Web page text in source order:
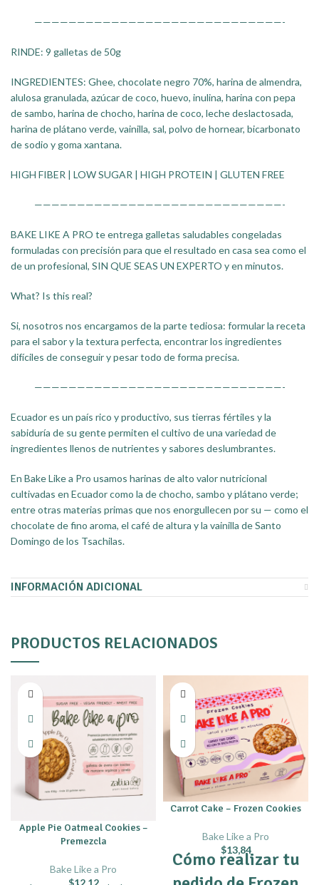
—————————————————————————————-
RINDE: 9 galletas de 50g
INGREDIENTES: Ghee, chocolate negro 70%, harina de almendra,
alulosa granulada, azúcar de coco, huevo, inulina, harina con pepa
de sambo, harina de chocho, harina de coco, leche deslactosada,
harina de plátano verde, vainilla, sal, polvo de hornear, bicarbonato
de sodio y goma xantana.
HIGH FIBER | LOW SUGAR | HIGH PROTEIN | GLUTEN FREE
—————————————————————————————-
BAKE LIKE A PRO te entrega galletas saludables congeladas
formuladas con precisión para que el resultado en casa sea como el
de un profesional, SIN QUE SEAS UN EXPERTO y en minutos.
What? Is this real?
Si, nosotros nos encargamos de la parte tediosa: formular la receta
para el sabor y la textura perfecta, encontrar los ingredientes
difíciles de conseguir y pesar todo de forma precisa.
—————————————————————————————-
Ecuador es un país rico y productivo, sus tierras fértiles y la
sabiduría de su gente permiten el cultivo de una variedad de
ingredientes llenos de nutrientes y sabores deslumbrantes.
En Bake Like a Pro usamos harinas de alto valor nutricional
cultivadas en Ecuador como la de chocho, sambo y plátano verde;
entre otras materias primas que nos enorgullecen por su — como el
chocolate de fino aroma, el café de altura y la vainilla de Santo
Domingo de los Tsachilas.
INFORMACIÓN ADICIONAL
PRODUCTOS RELACIONADOS
Apple Pie Oatmeal Cookies –
Premezcla
Bake Like a Pro
$12,12
Carrot Cake – Frozen Cookies
Bake Like a Pro
$13,84
Cómo realizar tu